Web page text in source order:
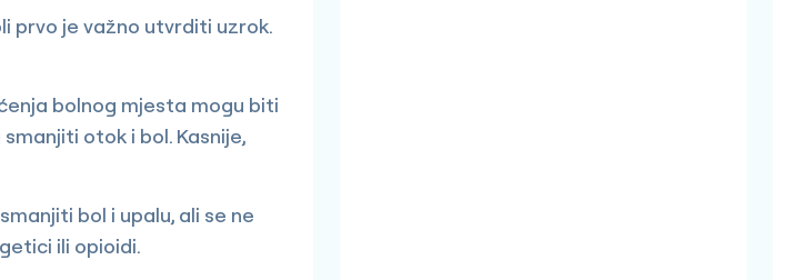
prvo je važno utvrditi uzrok.
bolnog mjesta mogu biti
otok i bol. Kasnije,
bol i upalu, ali se ne
ili opioidi.